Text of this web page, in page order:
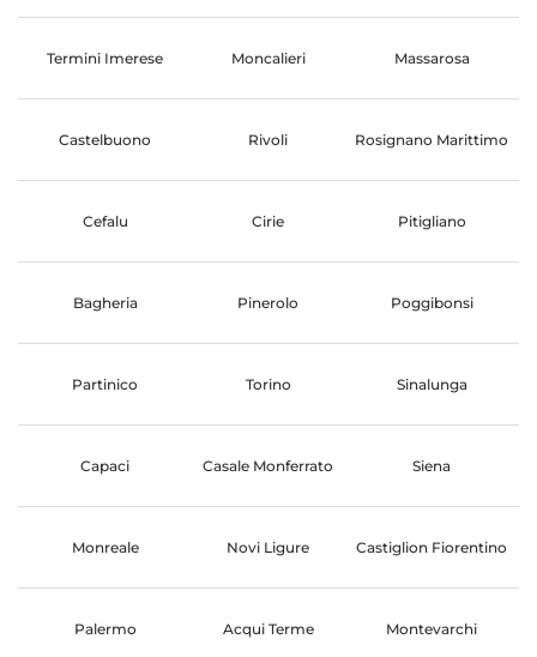
Termini Imerese Moncalieri Massarosa
Castelbuono Rivoli Rosignano Marittimo
Cefalu Cirie Pitigliano
Bagheria Pinerolo Poggibonsi
Partinico Torino Sinalunga
Capaci Casale Monferrato Siena
Monreale Novi Ligure Castiglion Fiorentino
Palermo Acqui Terme Montevarchi